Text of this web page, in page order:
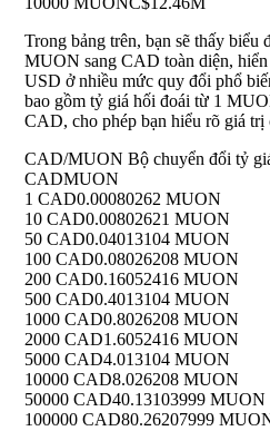
Trong bảng trên, bạn sẽ thấy biểu
MUON sang CAD toàn diện,
USD ở nhiều mức quy đổi phổ
bao gồm tỷ giá hối đoái từ 1
CAD, cho phép bạn hiểu rõ giá trị
CAD/MUON Bộ chuyển đổi tỷ
CADMUON
1 CAD0.00080262 MUON
10 CAD0.00802621 MUON
50 CAD0.04013104 MUON
100 CAD0.08026208 MUON
200 CAD0.16052416 MUON
500 CAD0.4013104 MUON
1000 CAD0.8026208 MUON
2000 CAD1.6052416 MUON
5000 CAD4.013104 MUON
10000 CAD8.026208 MUON
50000 CAD40.13103999 MUON
100000 CAD80.26207999